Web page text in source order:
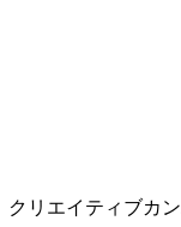
クリエイティブカ